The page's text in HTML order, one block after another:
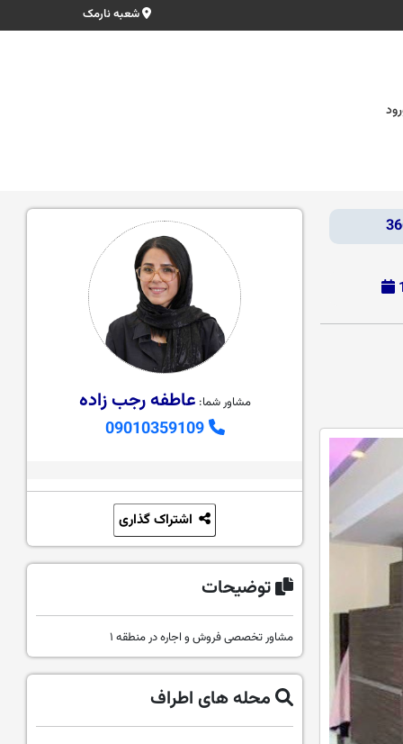
شعبه نارمک
مشاور شما: عاطفه رجب زاده
09010359109
توضیحات
مشاور تخصصی فروش و اجاره در منطقه ۱
محله های اطراف